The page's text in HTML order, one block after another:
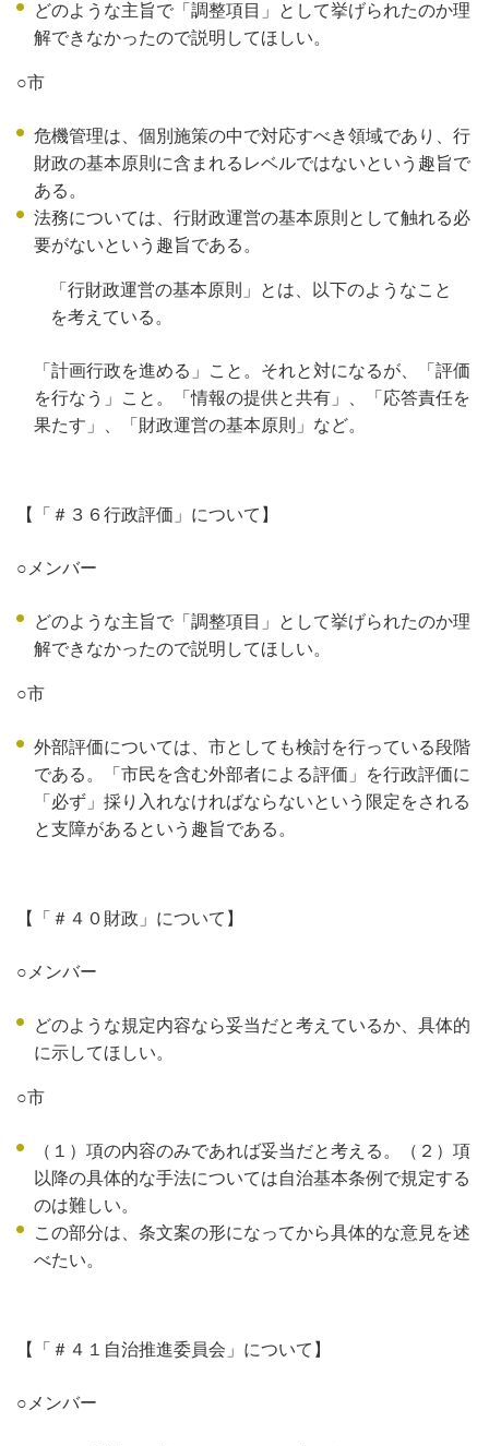
どのような主旨で「調整項目」として挙げられたのか理
解できなかったので説明してほしい。
○市
危機管理は、個別施策の中で対応すべき領域であり、行
財政の基本原則に含まれるレベルではないという趣旨で
ある。
法務については、行財政運営の基本原則として触れる必
要がないという趣旨である。
「行財政運営の基本原則」とは、以下のようなこと
を考えている。
「計画行政を進める」こと。それと対になるが、「評価
を行なう」こと。「情報の提供と共有」、「応答責任を
果たす」、「財政運営の基本原則」など。
【「＃３６行政評価」について】
○メンバー
どのような主旨で「調整項目」として挙げられたのか理
解できなかったので説明してほしい。
○市
外部評価については、市としても検討を行っている段階
である。「市民を含む外部者による評価」を行政評価に
「必ず」採り入れなければならないという限定をされる
と支障があるという趣旨である。
【「＃４０財政」について】
○メンバー
どのような規定内容なら妥当だと考えているか、具体的
に示してほしい。
○市
（１）項の内容のみであれば妥当だと考える。（２）項
以降の具体的な手法については自治基本条例で規定する
のは難しい。
この部分は、条文案の形になってから具体的な意見を述
べたい。
【「＃４１自治推進委員会」について】
○メンバー